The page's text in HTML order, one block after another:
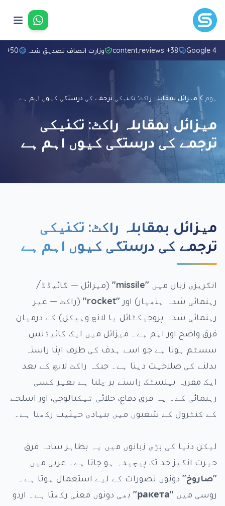
واٹس ایپ
4.8/5
38+ content.reviews وزارت انصاف تصدیق شدہ 50+ زبانیں
ہوم میزائل بمقابلہ راکٹ: تکنیکی ترجمے کی درستگی کیوں اہم ہے
میزائل بمقابلہ راکٹ: تکنیکی
ترجمے کی درستگی کیوں اہم ہے
میزائل بمقابلہ راکٹ: تکنیکی
ترجمے کی درستگی کیوں اہم ہے
انگریزی زبان میں "missile"
(میزائل — گائیڈڈ/
رہنمائی شدہ ہتھیار) اور "rocket"
(راکٹ — غیر
رہنمائی شدہ پروجیکٹائل یا لانچ وہیکل) کے درمیان
فرق واضح اور اہم ہے۔ میزائل میں ایک گائیڈنس
سسٹم ہوتا ہے جو اسے ہدف کی طرف اپنا راستہ
بدلنے کی صلاحیت دیتا ہے۔ جبکہ راکٹ لانچ کے بعد
ایک مقررہ بیلسٹک راستے پر چلتا ہے بغیر کسی
رہنمائی کے۔ یہ فرق دفاع، خلائی ٹیکنالوجی، اور اسلحے
کے کنٹرول کے شعبوں میں بنیادی حیثیت رکھتا ہے۔
لیکن دنیا کی بڑی زبانوں میں یہ بظاہر سادہ فرق
حیرت انگیز حد تک پیچیدہ ہو جاتا ہے۔ عربی میں
"صاروخ" دونوں تصورات کے لیے استعمال ہوتا ہے۔
روسی میں "ракета"
بھی دونوں معنی رکھتا ہے۔ اردو